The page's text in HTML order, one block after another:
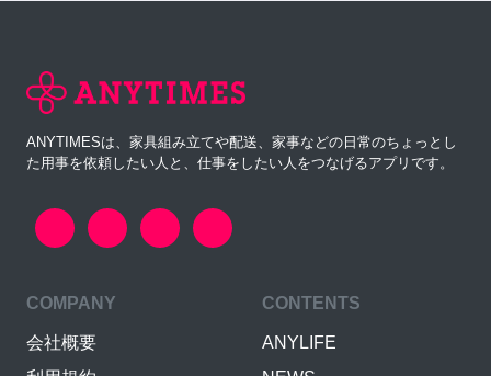
ANYTIMESは、家具組み立てや配送、家事などの日常のちょっとし
た用事を依頼したい人と、仕事をしたい人をつなげるアプリです。
COMPANY
会社概要
CONTENTS
ANYLIFE